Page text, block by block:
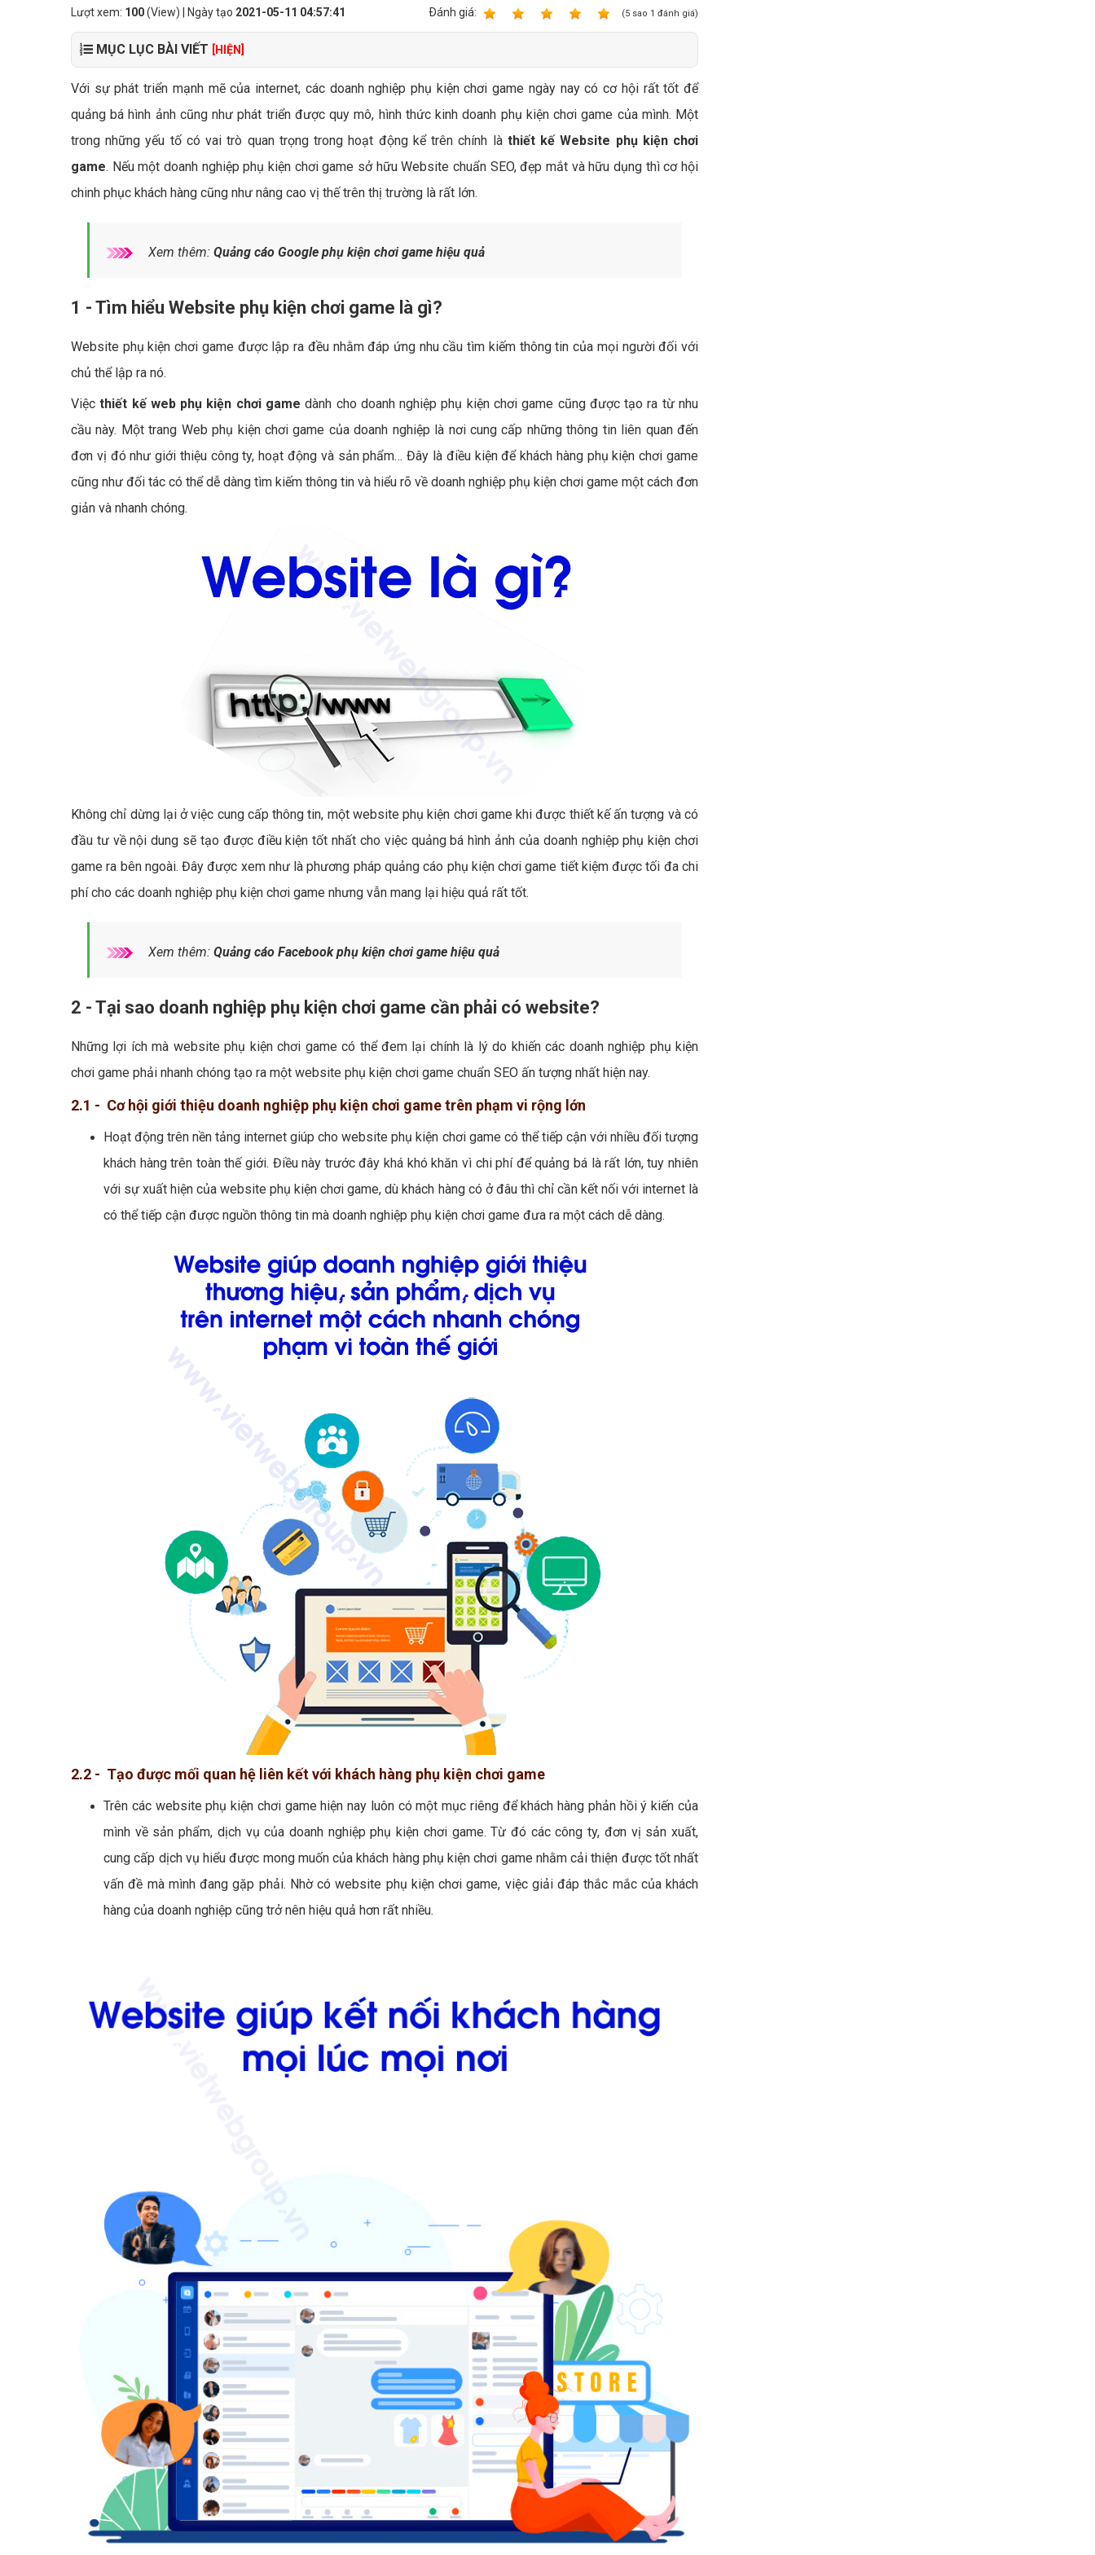
Bảng giá quảng cáo Facebook
Bảng giá quản trị Website
Bảng giá quản trị Fanpage Facebook
Bảng giá SEO Website
Lượt xem: 100(View) | Ngày tạo 2021-05-11 04:57:41 Ðánh giá: (5 sao 1 đánh giá)
MỤC LỤC BÀI VIẾT [HIỆN]
Với sự phát triển mạnh mẽ của internet, các doanh nghiệp phụ kiện chơi game ngày nay có cơ hội rất tốt để
quảng bá hình ảnh cũng như phát triển được quy mô, hình thức kinh doanh phụ kiện chơi game của mình. Một
trong những yếu tố có vai trò quan trọng trong hoạt động kể trên chính là thiết kế Website phụ kiện chơi
game. Nếu một doanh nghiệp phụ kiện chơi game sở hữu Website chuẩn SEO, đẹp mắt và hữu dụng thì cơ hội
chinh phục khách hàng cũng như nâng cao vị thế trên thị trường là rất lớn.
Xem thêm: Quảng cáo Google phụ kiện chơi game hiệu quả
1 - Tìm hiểu Website phụ kiện chơi game là gì?
Website phụ kiện chơi game được lập ra đều nhằm đáp ứng nhu cầu tìm kiếm thông tin của mọi người đối với
chủ thể lập ra nó.
Việcthiết kế web phụ kiện chơi game dành cho doanh nghiệp phụ kiện chơi game cũng được tạo ra từ nhu
cầu này. Một trang Web phụ kiện chơi game của doanh nghiệp là nơi cung cấp những thông tin liên quan đến
đơn vị đó như giới thiệu công ty, hoạt động và sản phẩm… Đây là điều kiện để khách hàng phụ kiện chơi game
cũng như đối tác có thể dễ dàng tìm kiếm thông tin và hiểu rõ về doanh nghiệp phụ kiện chơi game một cách đơn
giản và nhanh chóng.
Không chỉ dừng lại ở việc cung cấp thông tin, một website phụ kiện chơi game khi được thiết kế ấn tượng và có
đầu tư về nội dung sẽ tạo được điều kiện tốt nhất cho việc quảng bá hình ảnh của doanh nghiệp phụ kiện chơi
game ra bên ngoài. Đây được xem như là phương pháp quảng cáo phụ kiện chơi game tiết kiệm được tối đa chi
phí cho các doanh nghiệp phụ kiện chơi game nhưng vẫn mang lại hiệu quả rất tốt.
Xem thêm: Quảng cáo Facebook phụ kiện chơi game hiệu quả
2 - Tại sao doanh nghiệp phụ kiện chơi game cần phải có website?
Những lợi ích mà website phụ kiện chơi game có thể đem lại chính là lý do khiến các doanh nghiệp phụ kiện
chơi game phải nhanh chóng tạo ra một website phụ kiện chơi game chuẩn SEO ấn tượng nhất hiện nay.
2.1 - Cơ hội giới thiệu doanh nghiệp phụ kiện chơi game trên phạm vi rộng lớn
Hoạt động trên nền tảng internet giúp cho website phụ kiện chơi game có thể tiếp cận với nhiều đối tượng
khách hàng trên toàn thế giới. Điều này trước đây khá khó khăn vì chi phí để quảng bá là rất lớn, tuy nhiên
với sự xuất hiện của website phụ kiện chơi game, dù khách hàng có ở đâu thì chỉ cần kết nối với internet là
có thể tiếp cận được nguồn thông tin mà doanh nghiệp phụ kiện chơi game đưa ra một cách dễ dàng.
2.2 - Tạo được mối quan hệ liên kết với khách hàng phụ kiện chơi game
Trên các website phụ kiện chơi game hiện nay luôn có một mục riêng để khách hàng phản hồi ý kiến của
mình về sản phẩm, dịch vụ của doanh nghiệp phụ kiện chơi game. Từ đó các công ty, đơn vị sản xuất,
cung cấp dịch vụ hiểu được mong muốn của khách hàng phụ kiện chơi game nhằm cải thiện được tốt nhất
vấn đề mà mình đang gặp phải. Nhờ có website phụ kiện chơi game, việc giải đáp thắc mắc của khách
hàng của doanh nghiệp cũng trở nên hiệu quả hơn rất nhiều.